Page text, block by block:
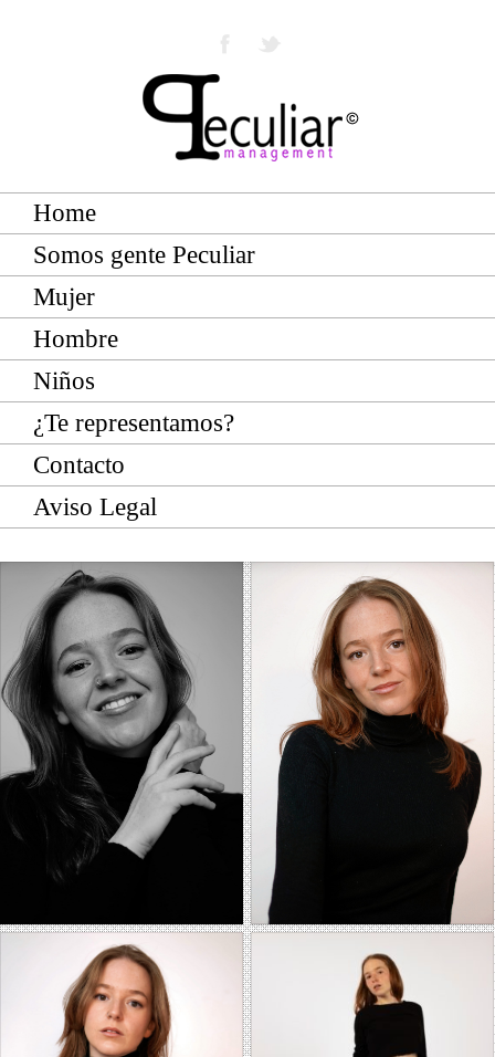
Home
Somos gente Peculiar
Mujer
Hombre
Niños
¿Te representamos?
Contacto
Aviso Legal